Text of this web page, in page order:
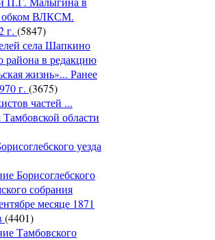
обком ВЛКСМ.
г. (5847)
села Шапкино
района в редакцию
жизнь»... Ранее
г. (3675)
частей ...
области
уезда
Борисоглебского
собрания
месяце 1871
(4401)
Тамбовского